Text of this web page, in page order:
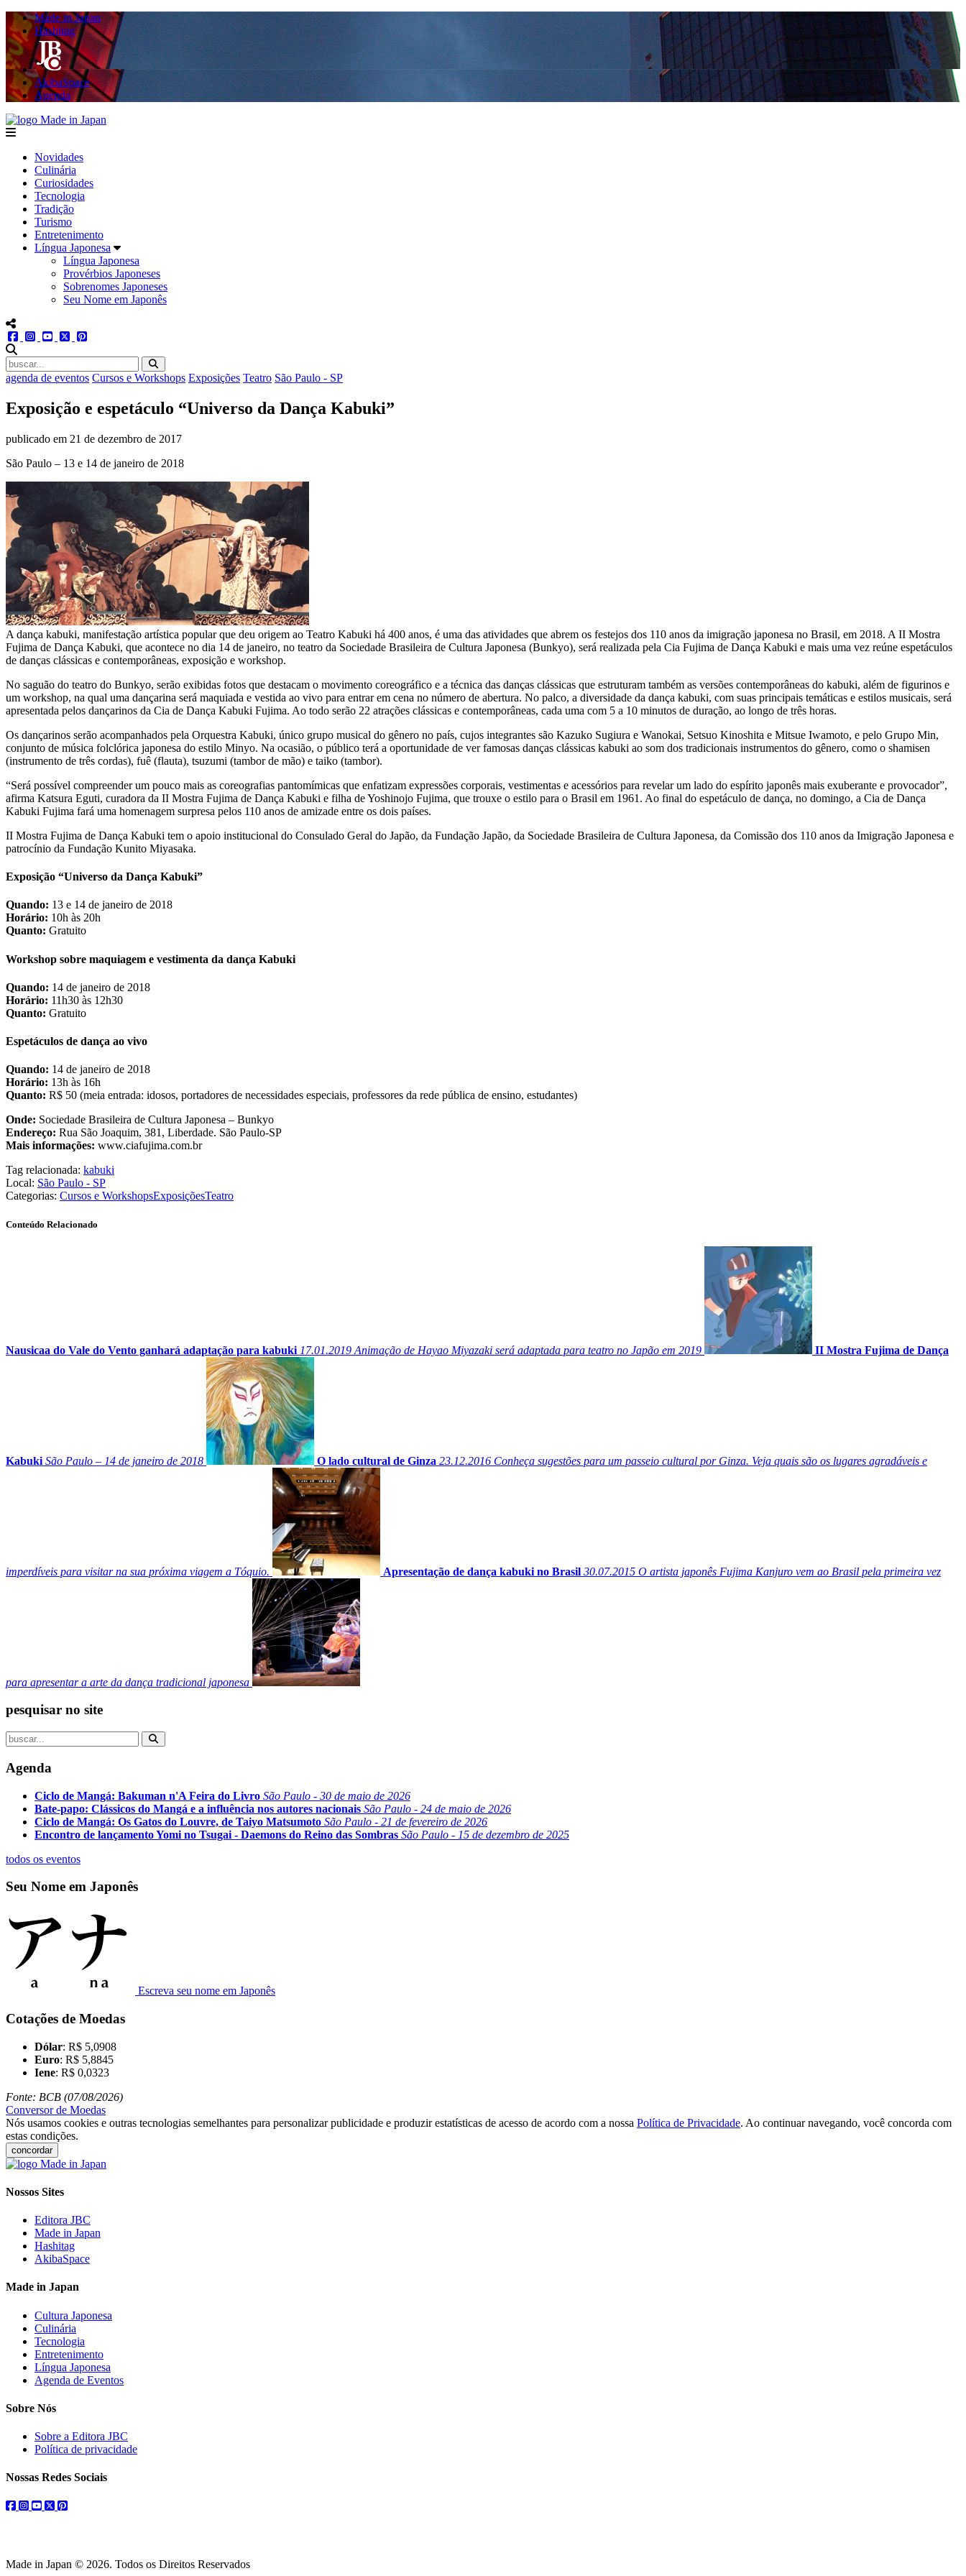
Made in Japan
Hashitag
AkibaSpace
Agenda
menu
Novidades
Culinária
Curiosidades
Tecnologia
Tradição
Turismo
Entretenimento
Língua Japonesa
Língua Japonesa
Provérbios Japoneses
Sobrenomes Japoneses
Seu Nome em Japonês
menu redes social
facebookinstagram
youtube
twitter
agenda de eventos Cursos e Workshops Exposições Teatro São Paulo - SP
Exposição e espetáculo “Universo da Dança Kabuki”
publicado em 21 de dezembro de 2017
São Paulo – 13 e 14 de janeiro de 2018
A dança kabuki, manifestação artística popular que deu origem ao Teatro Kabuki há 400 anos, é uma das atividades que abrem os festejos dos 110 anos da imigração japonesa no Brasil, em 2018. A II Mostra
Fujima de Dança Kabuki, que acontece no dia 14 de janeiro, no teatro da Sociedade Brasileira de Cultura Japonesa (Bunkyo), será realizada pela Cia Fujima de Dança Kabuki e mais uma vez reúne espetáculos
de danças clássicas e contemporâneas, exposição e workshop.
No saguão do teatro do Bunkyo, serão exibidas fotos que destacam o movimento coreográfico e a técnica das danças clássicas que estruturam também as versões contemporâneas do kabuki, além de figurinos e
um workshop, na qual uma dançarina será maquiada e vestida ao vivo para entrar em cena no número de abertura. No palco, a diversidade da dança kabuki, com suas principais temáticas e estilos musicais, será
apresentada pelos dançarinos da Cia de Dança Kabuki Fujima. Ao todo serão 22 atrações clássicas e contemporâneas, cada uma com 5 a 10 minutos de duração, ao longo de três horas.
Os dançarinos serão acompanhados pela Orquestra Kabuki, único grupo musical do gênero no país, cujos integrantes são Kazuko Sugiura e Wanokai, Setsuo Kinoshita e Mitsue Iwamoto, e pelo Grupo Min,
conjunto de música folclórica japonesa do estilo Minyo. Na ocasião, o público terá a oportunidade de ver famosas danças clássicas kabuki ao som dos tradicionais instrumentos do gênero, como o shamisen
(instrumento de três cordas), fuê (flauta), tsuzumi (tambor de mão) e taiko (tambor).
“Será possível compreender um pouco mais as coreografias pantomímicas que enfatizam expressões corporais, vestimentas e acessórios para revelar um lado do espírito japonês mais exuberante e provocador”,
afirma Katsura Eguti, curadora da II Mostra Fujima de Dança Kabuki e filha de Yoshinojo Fujima, que trouxe o estilo para o Brasil em 1961. Ao final do espetáculo de dança, no domingo, a Cia de Dança
Kabuki Fujima fará uma homenagem surpresa pelos 110 anos de amizade entre os dois países.
II Mostra Fujima de Dança Kabuki tem o apoio institucional do Consulado Geral do Japão, da Fundação Japão, da Sociedade Brasileira de Cultura Japonesa, da Comissão dos 110 anos da Imigração Japonesa e
patrocínio da Fundação Kunito Miyasaka.
Exposição “Universo da Dança Kabuki”
Quando: 13 e 14 de janeiro de 2018
Horário: 10h às 20h
Quanto: Gratuito
Workshop sobre maquiagem e vestimenta da dança Kabuki
Quando: 14 de janeiro de 2018
Horário: 11h30 às 12h30
Quanto: Gratuito
Espetáculos de dança ao vivo
Quando: 14 de janeiro de 2018
Horário: 13h às 16h
Quanto: R$ 50 (meia entrada: idosos, portadores de necessidades especiais, professores da rede pública de ensino, estudantes)
Onde: Sociedade Brasileira de Cultura Japonesa – Bunkyo
Endereço: Rua São Joaquim, 381, Liberdade. São Paulo-SP
Mais informações: www.ciafujima.com.br
Tag relacionada: kabuki
Local: São Paulo - SP
Categorias: Cursos e WorkshopsExposiçõesTeatro
Conteúdo Relacionado
Nausicaa do Vale do Vento ganhará adaptação para kabuki 17.01.2019 Animação de Hayao Miyazaki será adaptada para teatro no Japão em 2019 II Mostra Fujima de Dança
Kabuki São Paulo – 14 de janeiro de 2018 O lado cultural de Ginza 23.12.2016 Conheça sugestões para um passeio cultural por Ginza. Veja quais são os lugares agradáveis e
imperdíveis para visitar na sua próxima viagem a Tóquio. Apresentação de dança kabuki no Brasil 30.07.2015 O artista japonês Fujima Kanjuro vem ao Brasil pela primeira vez
para apresentar a arte da dança tradicional japonesa
pesquisar no site
Agenda
Ciclo de Mangá: Bakuman n'A Feira do Livro São Paulo - 30 de maio de 2026
Bate-papo: Clássicos do Mangá e a influência nos autores nacionais São Paulo - 24 de maio de 2026
Ciclo de Mangá: Os Gatos do Louvre, de Taiyo Matsumoto São Paulo - 21 de fevereiro de 2026
Encontro de lançamento Yomi no Tsugai - Daemons do Reino das Sombras São Paulo - 15 de dezembro de 2025
todos os eventos
Seu Nome em Japonês
Escreva seu nome em Japonês
Cotações de Moedas
Dólar: R$ 5,0908
Euro: R$ 5,8845
Iene: R$ 0,0323
Fonte: BCB (07/08/2026)
Conversor de Moedas
Nós usamos cookies e outras tecnologias semelhantes para personalizar publicidade e produzir estatísticas de acesso de acordo com a nossa Política de Privacidade. Ao continuar navegando, você concorda com
estas condições.
concordar
Nossos Sites
Editora JBC
Made in Japan
Hashitag
AkibaSpace
Made in Japan
Cultura Japonesa
Culinária
Tecnologia
Entretenimento
Língua Japonesa
Agenda de Eventos
Sobre Nós
Sobre a Editora JBC
Política de privacidade
Nossas Redes Sociais
facebook
instagram
youtube
twitterpinterest
Made in Japan © 2026. Todos os Direitos Reservados